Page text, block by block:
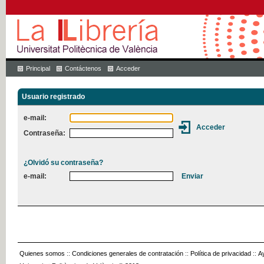
Principal Contáctenos Acceder
Usuario registrado
e-mail:
Contraseña:
¿Olvidó su contraseña?
e-mail:
Quienes somos :: Condiciones generales de contratación :: Política de privacidad ::